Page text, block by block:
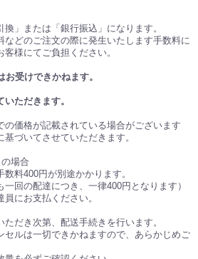
」または「銀行振込」になります。
などのご注文の際に発生いたします手数料に
様にてご負担ください。
受けできかねます。
ただきます。
の価格が記載されている場合がございます
づいてさせていただきます。
場合
料400円が別途かかります。
一回の配達につき、一律400円となります）
にお支払ください。
だき次第、配送手続きを行います。
ルは一切できかねますので、あらかじめご